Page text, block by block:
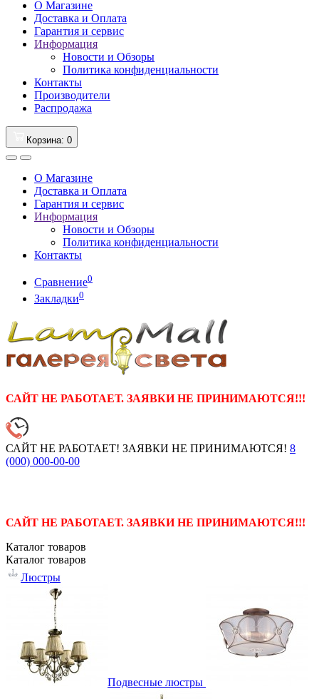
О Магазине
Доставка и Оплата
Гарантия и сервис
Информация
Новости и Обзоры
Политика конфиденциальности
Контакты
Производители
Распродажа
Корзина: 0
О Магазине
Доставка и Оплата
Гарантия и сервис
Информация
Новости и Обзоры
Политика конфиденциальности
Контакты
Сравнение0
Закладки0
САЙТ НЕ РАБОТАЕТ. ЗАЯВКИ НЕ ПРИНИМАЮТСЯ!!!
САЙТ НЕ РАБОТАЕТ! ЗАЯВКИ НЕ ПРИНИМАЮТСЯ! 8
(000) 000-00-00
САЙТ НЕ РАБОТАЕТ. ЗАЯВКИ НЕ ПРИНИМАЮТСЯ!!!
Каталог товаров
Каталог товаров
Люстры
Подвесные люстры